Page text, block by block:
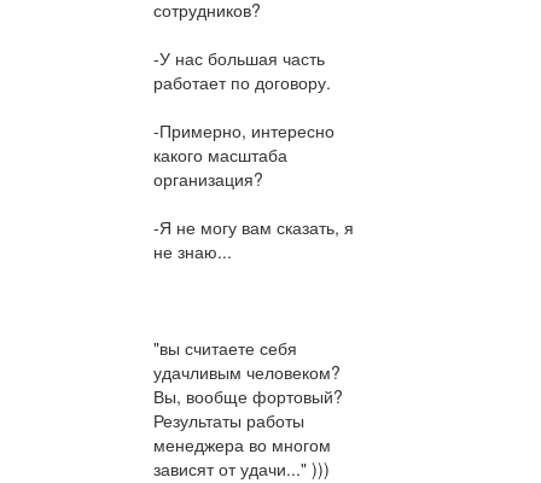
сотрудников?
-У нас большая часть
работает по договору.
-Примерно, интересно
какого масштаба
организация?
-Я не могу вам сказать, я
не знаю...
"вы считаете себя
удачливым человеком?
Вы, вообще фортовый?
Результаты работы
менеджера во многом
зависят от удачи..." )))